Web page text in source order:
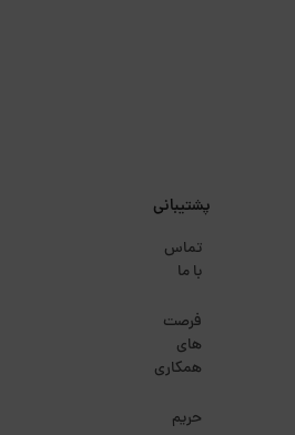
پشتیبانی
تماس
با ما
فرصت
های
همکاری
حریم